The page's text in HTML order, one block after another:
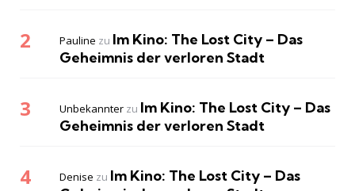
Pauline zu Im Kino: The Lost City – Das
Geheimnis der verloren Stadt
Unbekannter zu Im Kino: The Lost City – Das
Geheimnis der verloren Stadt
Denise zu Im Kino: The Lost City – Das